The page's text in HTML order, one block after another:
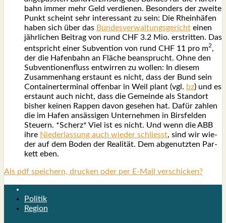
bahn immer mehr Geld ver­die­nen. Beson­ders der zwei­te
Punkt scheint sehr inter­es­sant zu sein: Die Rhein­hä­fen
haben sich über das Bun­des­ver­wal­tungs­ge­richt einen
jähr­li­chen Bei­trag von rund CHF 3.2 Mio. erstrit­ten. Das
ent­spricht einer Sub­ven­ti­on von rund CHF 11 pro m2,
der die Hafen­bahn an Flä­che bean­sprucht. Ohne den
Sub­ven­tio­nen­fluss ent­wir­ren zu wol­len: In die­sem
Zusam­men­hang erstaunt es nicht, dass der Bund sein
Con­tai­ner­ter­mi­nal offen­bar in Weil plant (vgl. bz) und es
erstaunt auch nicht, dass die Gemein­de als Stand­ort
bis­her kei­nen Rap­pen davon gese­hen hat. Dafür zah­len
die im Hafen ansäs­si­gen Unter­neh­men in Birs­fel­den
Steu­ern. *Scherz* Viel ist es nicht. Und wenn die ABB
ihre Nie­der­las­sung auch wie­der schliesst, sind wir wie­
der auf dem Boden der Rea­li­tät. Dem abge­nutz­ten Par­
kett eben.
Als pdf speichern, drucken oder per E-Mail verschicken?
Politik
Region